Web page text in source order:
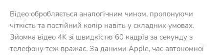
Відео обробляється аналогічним чином, пропонуючи
чіткість та постійний колір навіть у складних умовах.
Зйомка відео 4K зі швидкістю 60 кадрів за секунду з
телефону теж вражає. За даними Apple, час автономної